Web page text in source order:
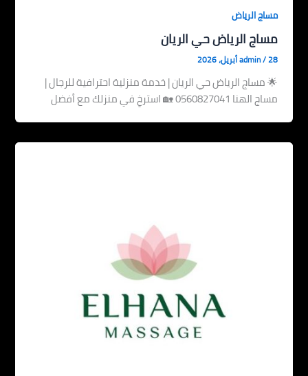
مساج الرياض
مساج الرياض حي الريان
admin/28 أبريل، 2026
🌟 مساج الرياض حي الريان | خدمة منزلية احترافية للرجال |
مساج الهنا 0560827041 🏡 استرخِ في منزلك مع أفضل